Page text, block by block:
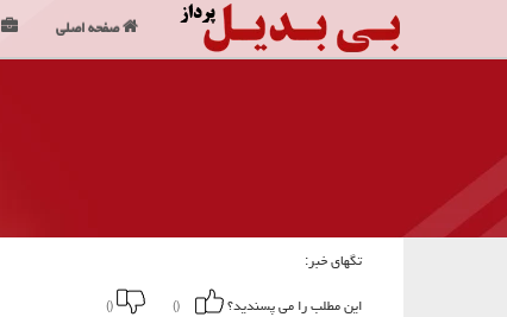
تگهای خبر:
این مطلب را می پسندید؟
()
()
صفحه اصلی